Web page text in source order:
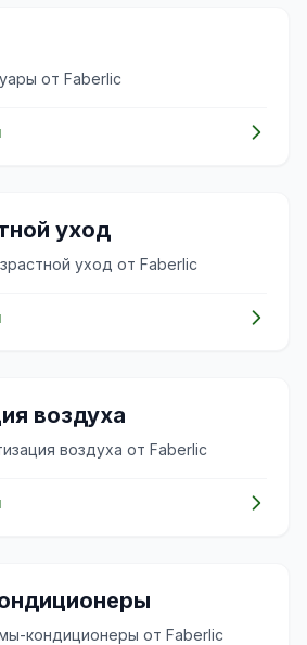
от Faberlic
уход
уход от Faberlic
воздуха
воздуха от Faberlic
кондиционеры от Faberlic